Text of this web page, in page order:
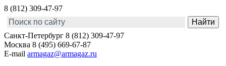
8 (812) 309-47-97
Санкт-Петербург 8 (812) 309-47-97
Москва 8 (495) 669-67-87
E-mail armagaz@armagaz.ru